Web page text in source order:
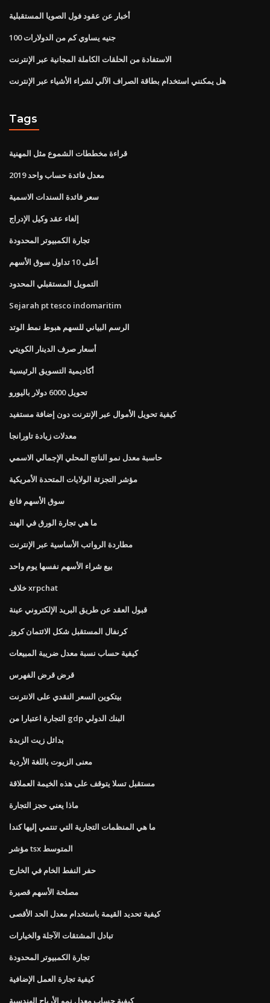
أخبار عن عقود فول الصويا المستقبلية
100 جنيه يساوي كم من الدولارات
الاستفادة من الحلقات الكاملة المجانية عبر الإنترنت
هل يمكنني استخدام بطاقة الصراف الآلي لشراء الأشياء عبر الإنترنت
Tags
قراءة مخططات الشموع مثل المهنية
معدل فائدة حساب واحد 2019
سعر فائدة السندات الاسمية
إلغاء عقد وكيل الإدراج
تجارة الكمبيوتر المحدودة
أعلى 10 تداول سوق الأسهم
التمويل المستقبلي المحدود
Sejarah pt tesco indomaritim
الرسم البياني للسهم هبوط نمط الوتد
أسعار صرف الدينار الكويتي
أكاديمية التسويق الرئيسية
تحويل 6000 دولار باليورو
كيفية تحويل الأموال عبر الإنترنت دون إضافة مستفيد
معدلات زيادة تاورانجا
حاسبة معدل نمو الناتج المحلي الإجمالي الاسمي
مؤشر التجزئة الولايات المتحدة الأمريكية
سوق الأسهم فانغ
ما هي تجارة الورق في الهند
مطاردة الرواتب الأساسية عبر الإنترنت
بيع شراء الأسهم نفسها يوم واحد
خلاف xrpchat
قبول العقد عن طريق البريد الإلكتروني عينة
كرنفال المستقبل شكل الائتمان كروز
كيفية حساب نسبة معدل ضريبة المبيعات
قرض قرض الفهرس
بيتكوين السعر النقدي على الانترنت
التجارة اعتبارا من gdp البنك الدولي
بدائل زيت الزبدة
معنى الزيوت باللغة الأردية
مستقبل تسلا يتوقف على هذه الخيمة العملاقة
ماذا يعني حجز التجارة
ما هي المنظمات التجارية التي تنتمي إليها كندا
مؤشر tsx المتوسط
حفر النفط الخام في الخارج
مصلحة الأسهم قصيرة
كيفية تحديد القيمة باستخدام معدل الحد الأقصى
تبادل المشتقات الآجلة والخيارات
تجارة الكمبيوتر المحدودة
كيفية تجارة العمل الإضافية
كيفية حساب معدل نمو الأرباح الهندسية